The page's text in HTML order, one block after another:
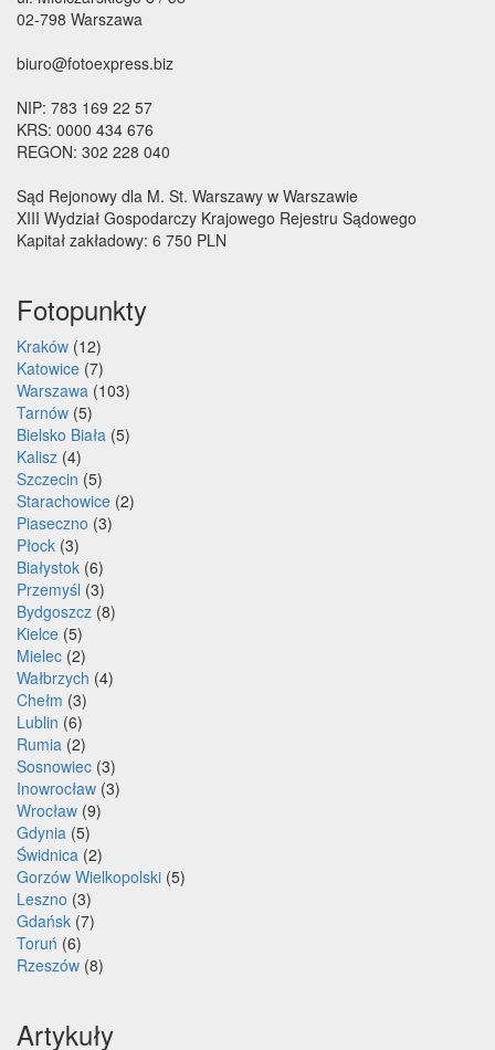
02-798 Warszawa
biuro@fotoexpress.biz
NIP: 783 169 22 57
KRS: 0000 434 676
REGON: 302 228 040
Sąd Rejonowy dla M. St. Warszawy w Warszawie
XIII Wydział Gospodarczy Krajowego Rejestru Sądowego
Kapitał zakładowy: 6 750 PLN
Fotopunkty
Kraków (12)
Katowice (7)
Warszawa (103)
Tarnów (5)
Bielsko Biała (5)
Kalisz (4)
Szczecin (5)
Starachowice (2)
Piaseczno (3)
Płock (3)
Białystok (6)
Przemyśl (3)
Bydgoszcz (8)
Kielce (5)
Mielec (2)
Wałbrzych (4)
Chełm (3)
Lublin (6)
Rumia (2)
Sosnowiec (3)
Inowrocław (3)
Wrocław (9)
Gdynia (5)
Świdnica (2)
Gorzów Wielkopolski (5)
Leszno (3)
Gdańsk (7)
Toruń (6)
Rzeszów (8)
Artykuły